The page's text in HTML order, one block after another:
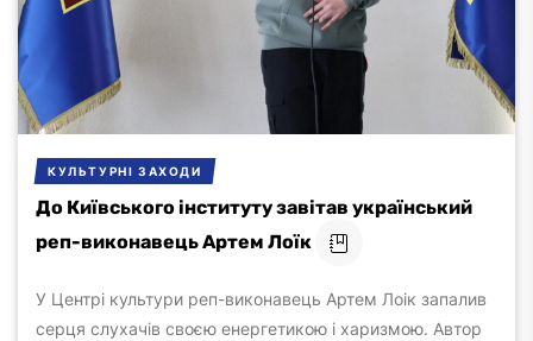
КУЛЬТУРНІ ЗАХОДИ
До Київського інституту завітав український
реп-виконавець Артем Лоїк
У Центрі культури реп-виконавець Артем Лоік запалив
серця слухачів своєю енергетикою і харизмою. Автор